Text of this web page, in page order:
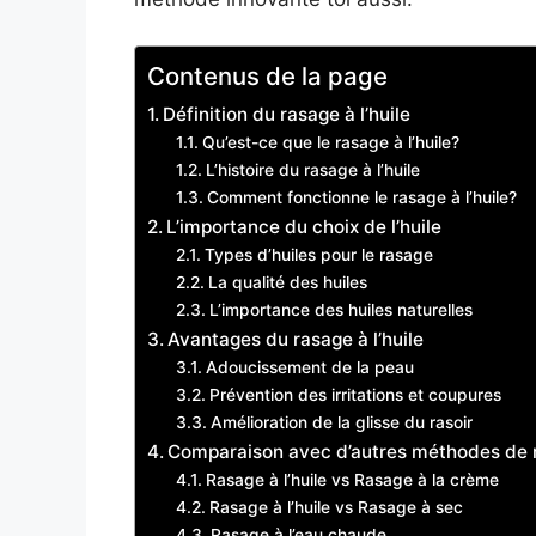
Contenus de la page
Définition du rasage à l’huile
Qu’est-ce que le rasage à l’huile?
L’histoire du rasage à l’huile
Comment fonctionne le rasage à l’huile?
L’importance du choix de l’huile
Types d’huiles pour le rasage
La qualité des huiles
L’importance des huiles naturelles
Avantages du rasage à l’huile
Adoucissement de la peau
Prévention des irritations et coupures
Amélioration de la glisse du rasoir
Comparaison avec d’autres méthodes de
Rasage à l’huile vs Rasage à la crème
Rasage à l’huile vs Rasage à sec